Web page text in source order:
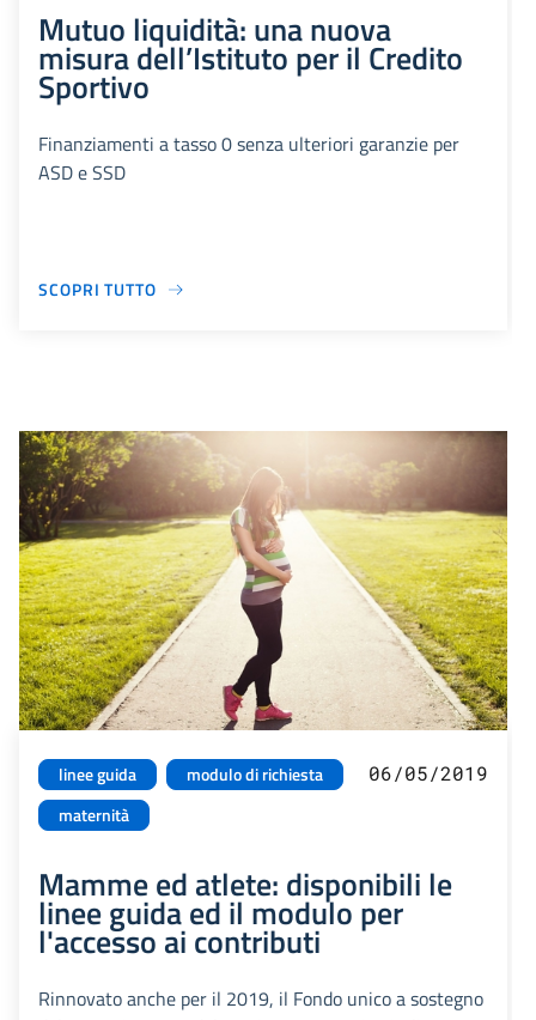
Mutuo liquidità: una nuova
misura dell’Istituto per il Credito
Sportivo
Finanziamenti a tasso 0 senza ulteriori garanzie per
ASD e SSD
SCOPRI TUTTO
linee guida
modulo di richiesta
maternità
06/05/2019
Mamme ed atlete: disponibili le
linee guida ed il modulo per
l'accesso ai contributi
Rinnovato anche per il 2019, il Fondo unico a sostegno